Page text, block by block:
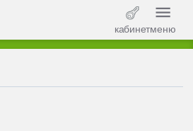
кабинетменю